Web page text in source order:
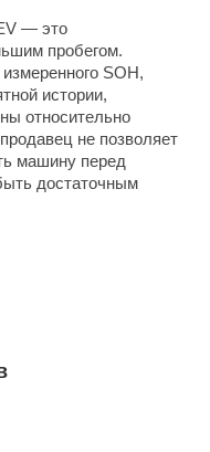
— это
пробегом.
SOH,
истории,
относительно
не позволяет
машину перед
достаточным